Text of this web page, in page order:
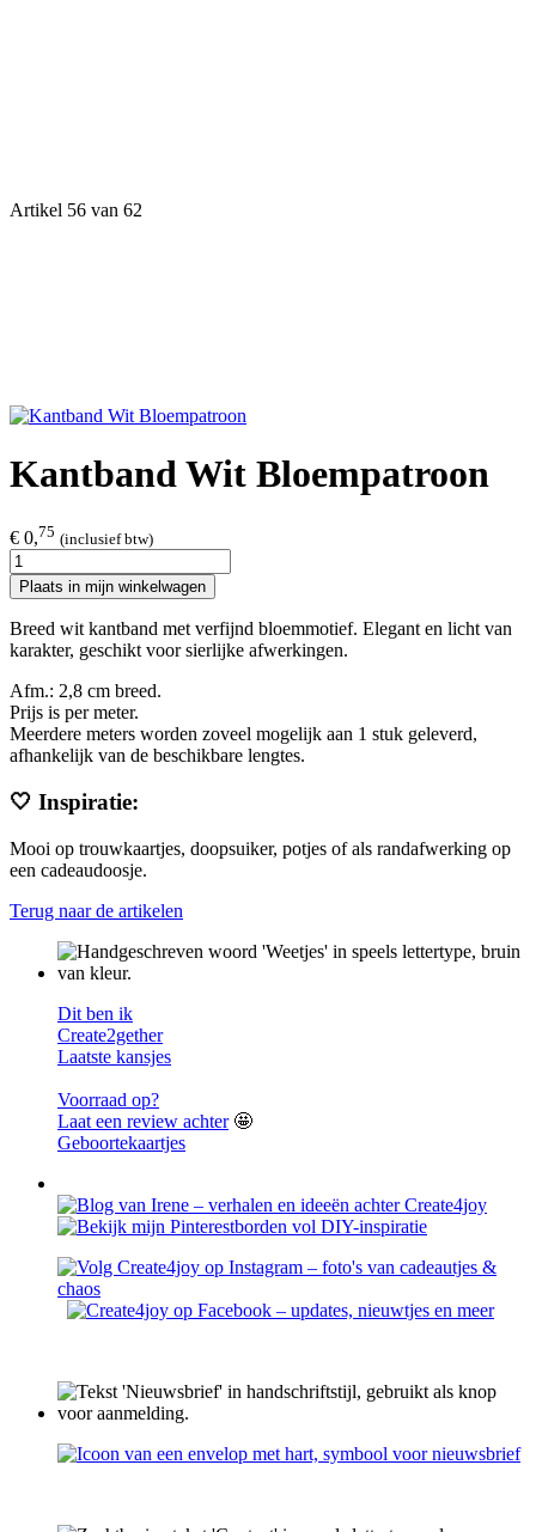
Artikel 56 van 62
Kantband Wit Bloempatroon
€ 0,75 (inclusief btw)
Plaats in mijn winkelwagen
Breed wit kantband met verfijnd bloemmotief. Elegant en licht van
karakter, geschikt voor sierlijke afwerkingen.
Afm.: 2,8 cm breed.​
Prijs is per meter.
Meerdere meters worden zoveel mogelijk aan 1 stuk geleverd,
afhankelijk van de beschikbare lengtes.
🤍 Inspiratie:
Mooi op trouwkaartjes, doopsuiker, potjes of als randafwerking op
een cadeaudoosje.
Terug naar de artikelen
Dit ben ik
Create2gether
Laatste kansjes
Voorraad op?
Laat een review achter🤩
Geboortekaartjes